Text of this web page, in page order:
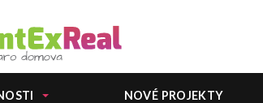
NOVÉ PROJEKTY